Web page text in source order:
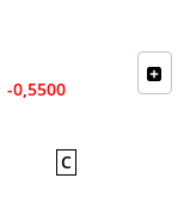
-0,5500
C